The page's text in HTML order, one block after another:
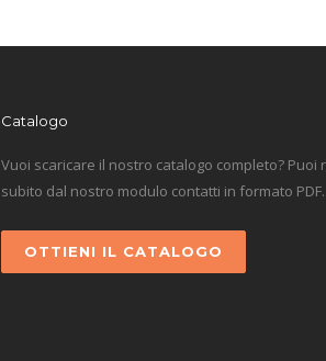
Catalogo
Vuoi scaricare il nostro catalogo completo? Puoi
subito dal nostro modulo contatti in formato PDF.
OTTIENI IL CATALOGO